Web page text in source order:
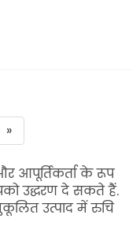
»
आपूर्तिकर्ता के रूप
उद्धरण दे सकते हैं.
उत्पाद में रुचि